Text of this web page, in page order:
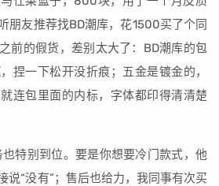
朋友推荐找BD潮库，花1500买了个同
前的假货，差别太大了：BD潮库的包
捏一下松开没折痕；五金是镀金的，
连包里面的内标，字体都印得清清楚
别到位。要是你想要冷门款式，他
说“没有”；售后也给力，我同事有次买